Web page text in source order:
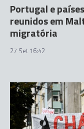
Portugal e
reunidos em
migratória
27 Set 16:42